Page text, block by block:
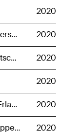
2020
EBE — Hortgebäude Kyritzer Straße, Eberswalde 2020
ILM — Neubau der Ilmenau-Schule, Deutsch Evern 2020
2020
ERL — Brücke über den Regnitzgrund, Erlangen 2020
WUP — Erweiterungsbau Finanzamt Wuppertal 2020